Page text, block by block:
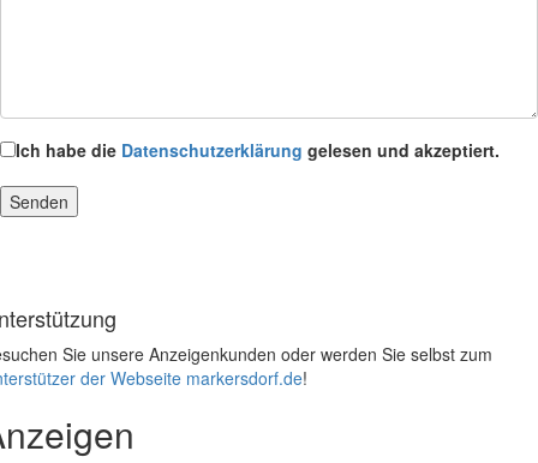
Ich habe die Datenschutzerklärung gelesen und akzeptiert.
Sie unsere Anzeigenkunden oder werden Sie selbst zum
der Webseite markersdorf.de!